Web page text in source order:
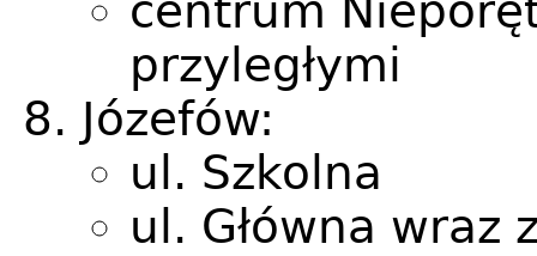
centrum
przyległymi
Józefów:
ul. Szkolna
ul. Główna wraz